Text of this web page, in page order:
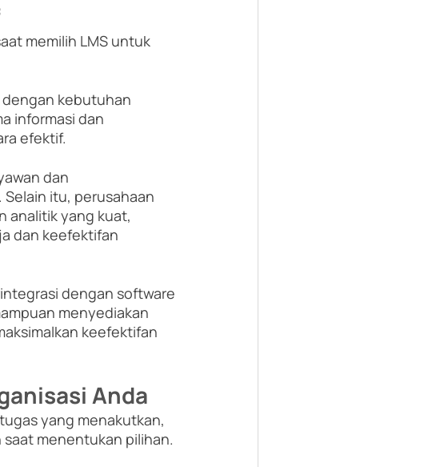
memilih LMS untuk
dengan kebutuhan
informasi dan
efektif.
dan
itu, perusahaan
analitik yang kuat,
dan keefektifan
dengan software
menyediakan
keefektifan
Anda
yang menakutkan,
menentukan pilihan.